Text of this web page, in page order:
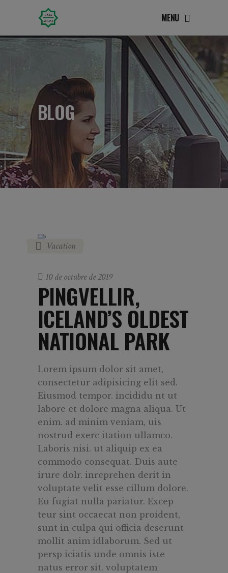
MENU
BLOG
Vacation
10 de octubre de 2019
PINGVELLIR,
ICELAND’S OLDEST
NATIONAL PARK
Lorem ipsum dolor sit amet,
consectetur adipisicing elit sed.
Eiusmod tempor. incididu nt ut
labore et dolore magna aliqua. Ut
enim. ad minim veniam, uis
nostrud exerc itation ullamco.
Laboris nisi. ut aliquip ex ea
commodo consequat. Duis aute
irure dolr. inreprehen derit in
voluptate velit esse cillum dolore.
Eu fugiat nulla pariatur. Excep
teur sint occaecat non proident,
sunt in culpa qui officia deserunt
mollit anim idlaborum. Sed ut
persp iciatis unde omnis iste
natus error sit. voluptatem